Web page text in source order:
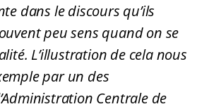
dans le discours qu’ils
peu sens quand on se
L’illustration de cela nous
par un des
Centrale de